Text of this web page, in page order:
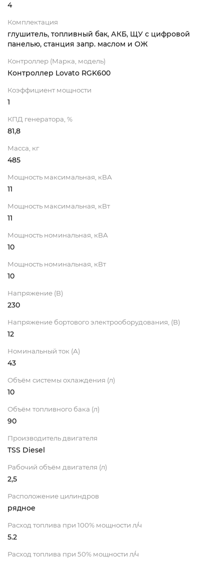
4
Комплектация
глушитель, топливный бак, АКБ, ЩУ с цифровой
панелью, станция запр. маслом и ОЖ
Контроллер (Марка, модель)
Контроллер Lovato RGK600
Коэффициент мощности
1
КПД генератора, %
81,8
Масса, кг
485
Мощность максимальная, кВА
11
Мощность максимальная, кВт
11
Мощность номинальная, кВА
10
Мощность номинальная, кВт
10
Напряжение (В)
230
Напряжение бортового электрооборудования, (В)
12
Номинальный ток (А)
43
Объём системы охлаждения (л)
10
Объём топливного бака (л)
90
Производитель двигателя
TSS Diesel
Рабочий объём двигателя (л)
2,5
Расположение цилиндров
рядное
Расход топлива при 100% мощности л/ч
5.2
Расход топлива при 50% мощности л/ч